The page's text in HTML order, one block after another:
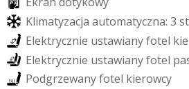
Klimatyzacja automatyczna: 3 st
Elektrycznie ustawianyfotel kie
Elektrycznie ustawianyfotel pa
Podgrzewanyfotel kierowcy